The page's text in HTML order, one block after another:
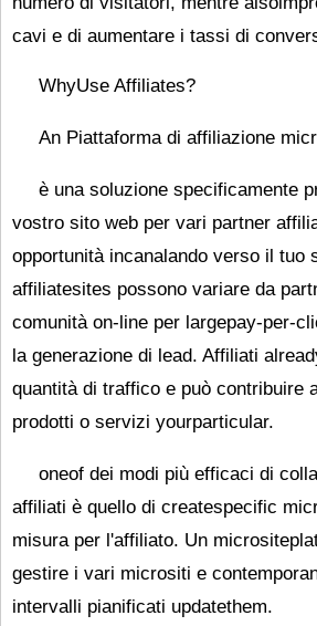
cavi e di aumentare i tassi di
WhyUse Affiliates?
An Piattaforma di affiliazione
è una soluzione specificamente
vostro sito web per vari partner
opportunità incanalando verso il tuo
affiliatesites possono variare da
comunità on-line per largepay-per-
la generazione di lead. Affiliati
quantità di traffico e può contribuire
prodotti o servizi yourparticular.
oneof dei modi più efficaci di
affiliati è quello di createspecific
misura per l'affiliato. Un
gestire i vari micrositi e
intervalli pianificati updatethem.